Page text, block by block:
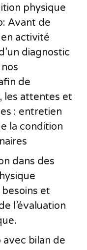
physique
Avant de
activité
diagnostic
de
les attentes et
: entretien
la condition
dans des
et
l’évaluation
bilan de